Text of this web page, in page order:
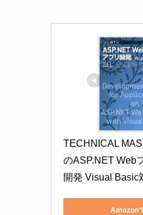
TECHNICAL
のASP.NET Web
開発 Visual Basic
Amazon